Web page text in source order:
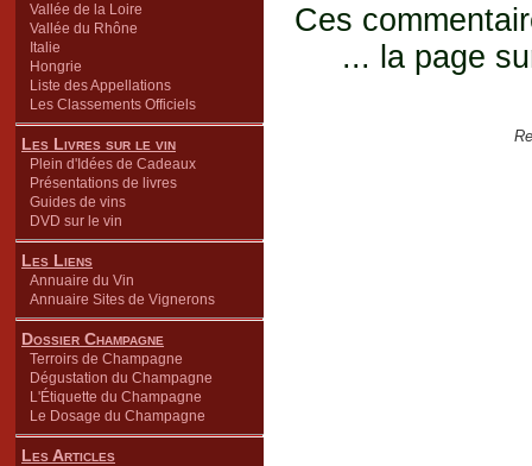
Vallée de la Loire
Vallée du Rhône
Italie
Hongrie
Liste des Appellations
Les Classements Officiels
Les Livres sur le vin
Plein d'Idées de Cadeaux
Présentations de livres
Guides de vins
DVD sur le vin
Les Liens
Annuaire du Vin
Annuaire Sites de Vignerons
Dossier Champagne
Terroirs de Champagne
Dégustation du Champagne
L'Étiquette du Champagne
Le Dosage du Champagne
Les Articles
Ces
... la page